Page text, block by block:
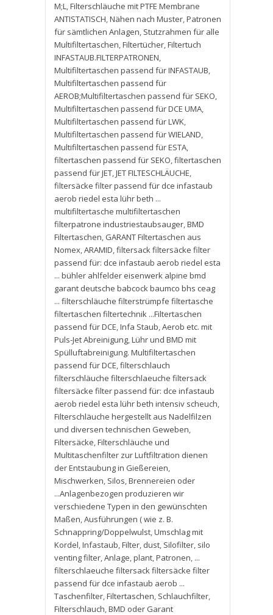
M;L,Filterschläuche mit PTFE Membrane
ANTISTATISCH,Nähen nach Muster,Patronen
für sämtlichen Anlagen, Stutzrahmen für alle
Multifiltertaschen,Filtertücher,Filtertuch
INFASTAUB.FILTERPATRONEN,
Multifiltertaschen passend für INFASTAUB,
Multifiltertaschen passend für
AEROB;Multifiltertaschen passend für SEKO,
Multifiltertaschen passend für DCE UMA,
Multifiltertaschen passend für LWK,
Multifiltertaschen passend für WIELAND,
Multifiltertaschen passend für ESTA,
filtertaschen passend für SEKO,filtertaschen
passend für JET,JET FILTESCHLÄUCHE,
filtersäcke filter passend für dce infastaub
aerob riedel esta lühr beth ...
multifiltertasche multifiltertaschen
filterpatrone industriestaubsauger,BMD
Filtertaschen, GARANT Filtertaschen aus
Nomex,ARAMID,filtersack filtersäcke filter
passend für: dce infastaub aerob riedel esta
... bühler ahlfelder eisenwerk alpine bmd
garant deutsche babcock baumco bhs ceag
... filterschläuche filterstrümpfe filtertasche
filtertaschen filtertechnik ...Filtertaschen
passend für DCE,Infa Staub,Aerob etc. mit
Puls-Jet Abreinigung,Lühr und BMD mit
Spülluftabreinigung. Multifiltertaschen
passend für DCE,filterschlauch
filterschläuche filterschlaeuche filtersack
filtersäcke filter passend für: dce infastaub
aerob riedel esta lühr beth intensiv scheuch,
Filterschläuche hergestellt aus Nadelfilzen
und diversen technischen Geweben,
Filtersäcke,Filterschläuche und
Multitaschenfilter zur Luftfiltration dienen
der Entstaubung in Gießereien,
Mischwerken, Silos,Brennereien oder
...Anlagenbezogen produzieren wir
verschiedene Typen in den gewünschten
Maßen,Ausführungen ( wie z. B.
Schnappring/Doppelwulst,Umschlag mit
Kordel,Infastaub,Filter, dust, Silofilter, silo
venting filter,Anlage,plant,Patronen, ...
filterschlaeuche filtersack filtersäcke filter
passend für dce infastaub aerob ...
Taschenfilter,Filtertaschen, Schlauchfilter,
Filterschlauch,BMD oder Garant